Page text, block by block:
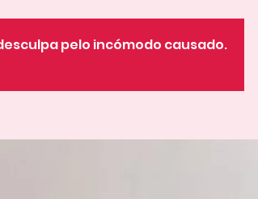
pelo incómodo causado.